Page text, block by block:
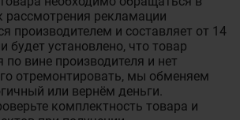
рекламации
производителем и составляет от 14
будет установлено, что товар
вине производителя и нет
отремонтировать, мы обменяем
или вернём деньги.
комплектность товара и